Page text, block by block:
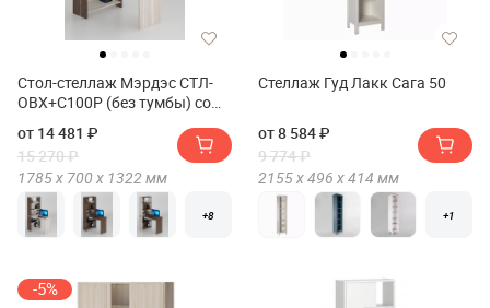
Стол-стеллаж Мэрдэс СТЛ-
ОВХ+С100Р (без тумбы) со
от 14 481 ₽
15 270 ₽
1785 х 700 х 1322 мм
+8
Стеллаж Гуд Лакк Сага 50
от 8 584 ₽
9 774 ₽
2155 х496 х414 мм
+1
-5%